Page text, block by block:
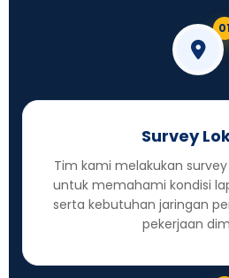
Survey
Tim kami melakukan
untuk memahami kondisi
serta kebutuhan jaringan
pekerjaan